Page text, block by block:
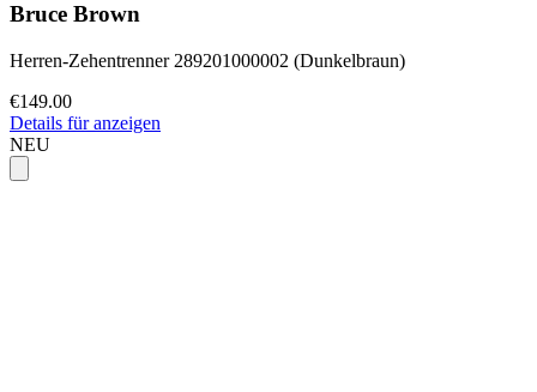
Bruce Brown
Herren-Zehentrenner 289201000002 (Dunkelbraun)
€149.00
Details für anzeigen
NEU